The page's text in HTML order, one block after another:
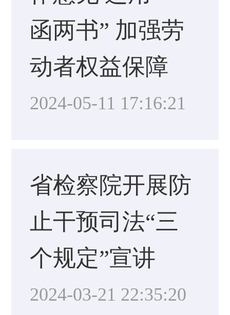
函两书” 加强劳
动者权益保障
2024-05-11 17:16:21
省检察院开展防
止干预司法“三
个规定”宣讲
2024-03-21 22:35:20